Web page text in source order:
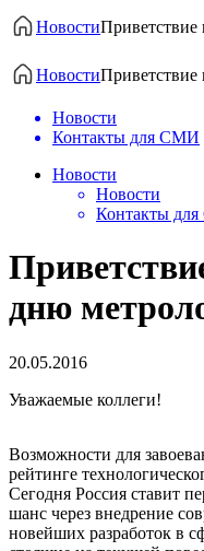
Новости
Новости
Новости
Контакты для СМИ
Новости
Новости
Контакты
дню
20.05.2016
Уважаемые коллеги!
Возможности для
рейтинге
Сегодня Россия ставит
шанс через внедрение
новейших разработок в